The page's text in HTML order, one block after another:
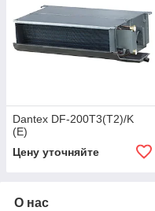
Dantex DF-200T3(T2)/K
(E)
Цену уточняйте
О нас